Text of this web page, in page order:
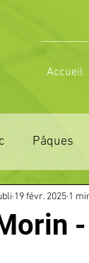
Accueil
Pâques
28 ZONE
AGRICOLE
19 févr. 2025 1
sur 5.